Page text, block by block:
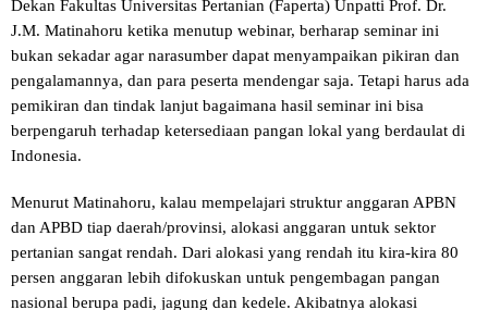
Dekan Fakultas Universitas Pertanian (Faperta) Unpatti Prof. Dr.
J.M. Matinahoru ketika menutup webinar, berharap seminar ini
bukan sekadar agar narasumber dapat menyampaikan pikiran dan
pengalamannya, dan para peserta mendengar saja. Tetapi harus ada
pemikiran dan tindak lanjut bagaimana hasil seminar ini bisa
berpengaruh terhadap ketersediaan pangan lokal yang berdaulat di
Indonesia.
Menurut Matinahoru, kalau mempelajari struktur anggaran APBN
dan APBD tiap daerah/provinsi, alokasi anggaran untuk sektor
pertanian sangat rendah. Dari alokasi yang rendah itu kira-kira 80
persen anggaran lebih difokuskan untuk pengembagan pangan
nasional berupa padi, jagung dan kedele. Akibatnya alokasi